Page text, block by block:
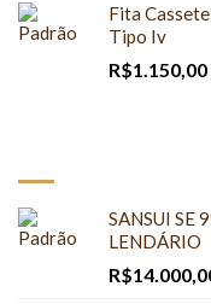
Fita
Tipo Iv
R$1.150,00
SANSUI SE
LENDÁRIO
R$